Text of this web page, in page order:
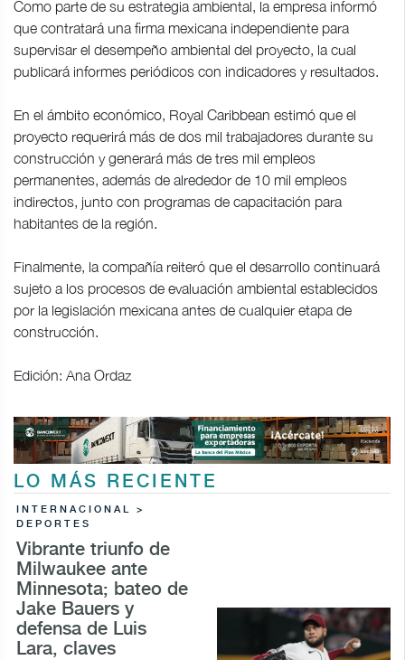
Como parte de su estrategia ambiental, la empresa informó
que contratará una firma mexicana independiente para
supervisar el desempeño ambiental del proyecto, la cual
publicará informes periódicos con indicadores y resultados.
En el ámbito económico, Royal Caribbean estimó que el
proyecto requerirá más de dos mil trabajadores durante su
construcción y generará más de tres mil empleos
permanentes, además de alrededor de 10 mil empleos
indirectos, junto con programas de capacitación para
habitantes de la región.
Finalmente, la compañía reiteró que el desarrollo continuará
sujeto a los procesos de evaluación ambiental establecidos
por la legislación mexicana antes de cualquier etapa de
construcción.
Edición: Ana Ordaz
LO MÁS RECIENTE
INTERNACIONAL >
DEPORTES
Vibrante triunfo de
Milwaukee ante
Minnesota; bateo de
Jake Bauers y
defensa de Luis
Lara, claves